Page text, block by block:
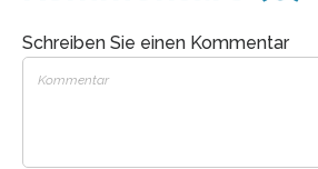
Schreiben Sie einen Kommentar